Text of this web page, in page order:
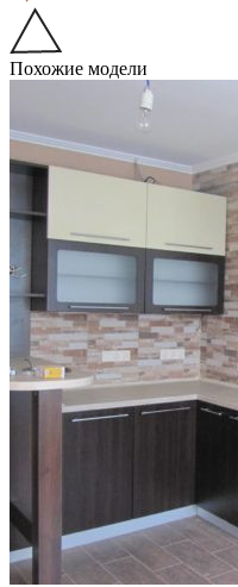
Похожие модели